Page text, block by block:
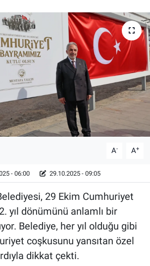
A- A+
- 06:00 29.10.2025 - 09:05
29 Ekim Cumhuriyet
yıl dönümünü anlamlı bir
Belediye, her yıl olduğu gibi
coşkusunu yansıtan özel
dikkat çekti.